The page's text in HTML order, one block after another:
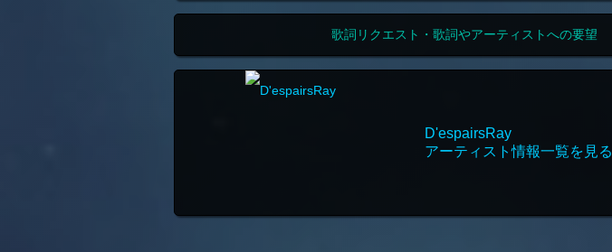
歌詞リクエスト・歌詞やアーティストへの要望
D'espairsRay
アーティスト情報一覧を見る